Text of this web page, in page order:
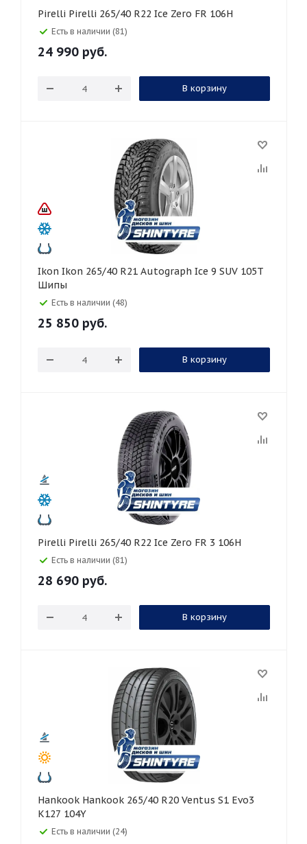
Pirelli Pirelli 265/40 R22 Ice Zero FR 106H
Есть в наличии (81)
24 990 руб.
В корзину
Ikon Ikon 265/40 R21 Autograph Ice 9 SUV 105T
Шипы
Есть в наличии (48)
25 850 руб.
В корзину
Pirelli Pirelli 265/40 R22 Ice Zero FR 3 106H
Есть в наличии (81)
28 690 руб.
В корзину
Hankook Hankook 265/40 R20 Ventus S1 Evo3
K127 104Y
Есть в наличии (24)